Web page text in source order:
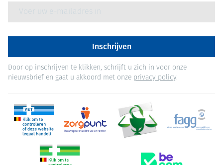
Inschrijven
Door op inschrijven te klikken, schrijft u zich in voor onze
nieuwsbrief en gaat u akkoord met onze privacy policy.